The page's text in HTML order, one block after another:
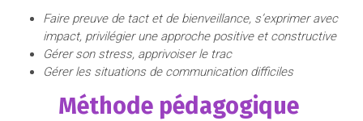
Faire preuve de tact et de bienveillance, s’exprimer avec
impact, privilégier une approche positive et constructive
Gérer son stress, apprivoiser le trac
Gérer les situations de communication difficiles
Méthode pédagogique